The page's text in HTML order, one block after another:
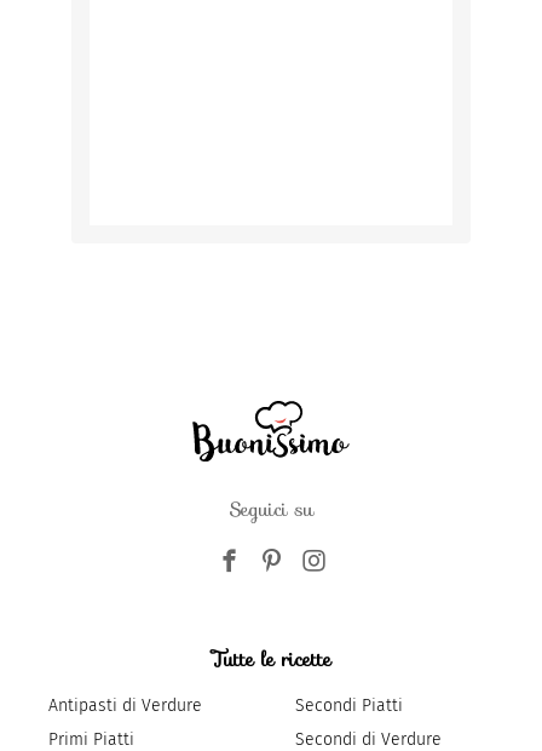
Seguici su
Tutte le ricette
Antipasti di Verdure
Primi Piatti
Secondi Piatti
Secondi di Verdure